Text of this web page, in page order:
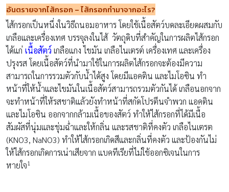
อันตรายจากไส้กรอก – ไส้กรอกทำมาจากอะไร?
ไส้กรอกเป็นหนึ่งในวิธีถนอมอาหาร โดยใช้เนื้อสัตว์บดละเอียดผสมกับ
เกลือและเครื่องเทศ บรรจุลงในไส้ วัตถุดิบที่สำคัญในการผลิตไส้กรอก
ได้แก่ เนื้อสัตว์ เกลือแกง ไขมัน เกลือไนเตรต์ เครื่องเทศ และเครื่อง
ปรุงรส โดยเนื้อสัตว์ที่นำมาใช้ในการผลิตไส้กรอกจะต้องมีความ
สามารถในการรวมตัวกับน้ำได้สูง โดยมีแอคติน และไมโอซิน ทำ
หน้าที่ให้น้ำและไขมันในเนื้อสัตว์สามารถรวมตัวกันได้ เกลือนอกจาก
จะทำหน้าที่ให้รสชาติแล้วยังทำหน้าที่สกัดโปรตีนจำพวก แอคติน
และไมโอซิน ออกจากกล้ามเนื้อของสัตว์ ทำให้ไส้กรอกที่ได้มีเนื้อ
สัมผัสที่นุ่มและชุ่มฉ่ำและให้กลิ่น และรสชาติที่คงตัว เกลือไนเตรต
(KNO3, NaNO3) ทำให้ไส้กรอกเกิดสีและกลิ่นที่คงตัว และป้องกันไม่
ให้ไส้กรอกเกิดการเน่าเสียจาก แบคทีเรียที่ไม่ใช้ออกซิเจนในการ
หายใจ1